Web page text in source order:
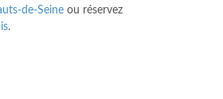
de-Seineou réservez
.